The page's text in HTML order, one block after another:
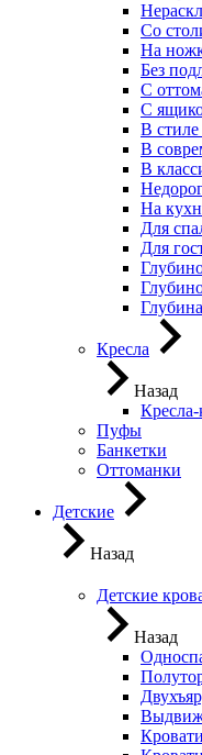
Со
На
Без
С
С
В
В
В
На
Для
Для
Кресла
Назад
Кресла-
Пуфы
Банкетки
Оттоманки
Детские
Назад
Детские
Назад